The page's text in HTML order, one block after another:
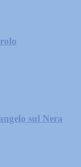
sul Nera